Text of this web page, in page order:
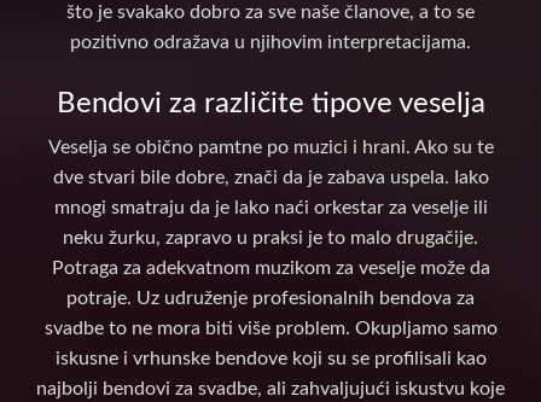
što je svakako dobro za sve naše članove, a to se
pozitivno odražava u njihovim interpretacijama.
Bendovi za različite tipove veselja
Veselja se obično pamtne po muzici i hrani. Ako su te
dve stvari bile dobre, znači da je zabava uspela. Iako
mnogi smatraju da je lako naći orkestar za veselje ili
neku žurku, zapravo u praksi je to malo drugačije.
Potraga za adekvatnom muzikom za veselje može da
potraje. Uz udruženje profesionalnih bendova za
svadbe to ne mora biti više problem. Okupljamo samo
iskusne i vrhunske bendove koji su se profilisali kao
najbolji bendovi za svadbe, ali zahvaljujući iskustvu koje